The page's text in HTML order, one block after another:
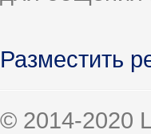
Разместить
© 2014-2020